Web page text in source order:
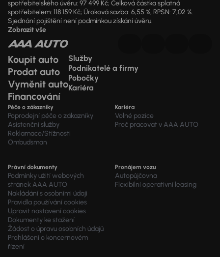
spotřebitelského úvěru: 97 499 Kč; Celková částka splatná
spotřebitelem: 118 159 Kč; Úroková sazba: 6,55 %; RPSN: 7,02 %.
Sjednání pojištění není podmínkou získání úvěru.
Zobrazit vše
Koupit auto
Prodat auto
Vyměnit auto
Financování
Služby
Podnikatelé a firmy
Pobočky
Kariéra
Péče o zákazníky
Poprodejní péče o zákazníky
Asistenční služby
Reklamace/Stížnosti
Ombudsman
Kariéra
Volné pozice
Proč pracovat v AAA AUTO
Právní dokumenty
Podmínky užití webových
stránek AAA AUTO
Nakládání s osobními údaji
Pravidla používání cookies
Upravit nastavení cookies
Dokumenty ke stažení
Žádost o úpravu osobních údajů
Prohlášení o koncernovém
řízení
Pronájem vozu
Autopůjčovna
Flexibilní operativní leasing